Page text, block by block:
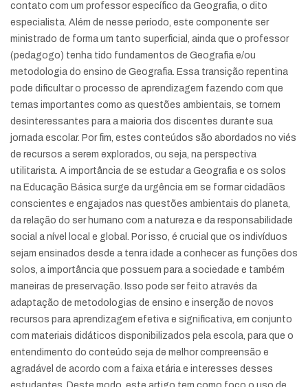
contato com um professor específico da Geografia, o dito
especialista. Além de nesse período, este componente ser
ministrado de forma um tanto superficial, ainda que o professor
(pedagogo) tenha tido fundamentos de Geografia e/ou
metodologia do ensino de Geografia. Essa transição repentina
pode dificultar o processo de aprendizagem fazendo com que
temas importantes como as questões ambientais, se tornem
desinteressantes para a maioria dos discentes durante sua
jornada escolar. Por fim, estes conteúdos são abordados no viés
de recursos a serem explorados, ou seja, na perspectiva
utilitarista. A importância de se estudar a Geografia e os solos
na Educação Básica surge da urgência em se formar cidadãos
conscientes e engajados nas questões ambientais do planeta,
da relação do ser humano com a natureza e da responsabilidade
social a nível local e global. Por isso, é crucial que os indivíduos
sejam ensinados desde a tenra idade a conhecer as funções dos
solos, a importância que possuem para a sociedade e também
maneiras de preservação. Isso pode ser feito através da
adaptação de metodologias de ensino e inserção de novos
recursos para aprendizagem efetiva e significativa, em conjunto
com materiais didáticos disponibilizados pela escola, para que o
entendimento do conteúdo seja de melhor compreensão e
agradável de acordo com a faixa etária e interesses desses